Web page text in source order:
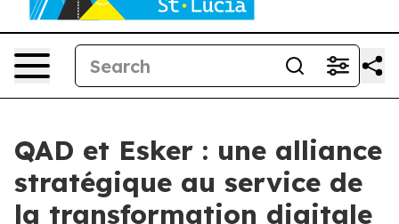
QAD et Esker : une alliance
stratégique au service de
la transformation digitale